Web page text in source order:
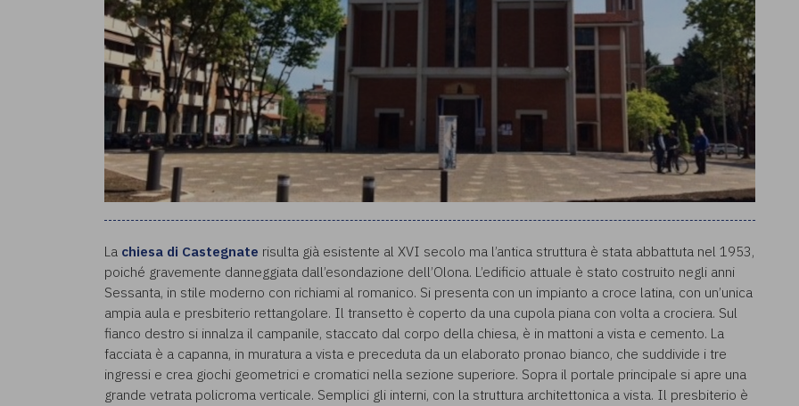
La chiesa di Castegnate risulta già esistente al XVI secolo ma l’antica struttura è stata abbattuta nel 1953,
poiché gravemente danneggiata dall’esondazione dell’Olona. L’edificio attuale è stato costruito negli anni
Sessanta, in stile moderno con richiami al romanico. Si presenta con un impianto a croce latina, con un’unica
ampia aula e presbiterio rettangolare. Il transetto è coperto da una cupola piana con volta a crociera. Sul
fianco destro si innalza il campanile, staccato dal corpo della chiesa, è in mattoni a vista e cemento. La
facciata è a capanna, in muratura a vista e preceduta da un elaborato pronao bianco, che suddivide i tre
ingressi e crea giochi geometrici e cromatici nella sezione superiore. Sopra il portale principale si apre una
grande vetrata policroma verticale. Semplici gli interni, con la struttura architettonica a vista. Il presbiterio è